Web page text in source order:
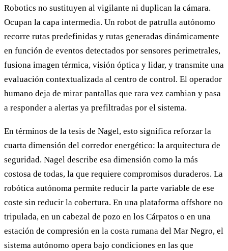
Robotics no sustituyen al vigilante ni duplican la cámara.
Ocupan la capa intermedia. Un robot de patrulla autónomo
recorre rutas predefinidas y rutas generadas dinámicamente
en función de eventos detectados por sensores perimetrales,
fusiona imagen térmica, visión óptica y lidar, y transmite una
evaluación contextualizada al centro de control. El operador
humano deja de mirar pantallas que rara vez cambian y pasa
a responder a alertas ya prefiltradas por el sistema.
En términos de la tesis de Nagel, esto significa reforzar la
cuarta dimensión del corredor energético: la arquitectura de
seguridad. Nagel describe esa dimensión como la más
costosa de todas, la que requiere compromisos duraderos. La
robótica autónoma permite reducir la parte variable de ese
coste sin reducir la cobertura. En una plataforma offshore no
tripulada, en un cabezal de pozo en los Cárpatos o en una
estación de compresión en la costa rumana del Mar Negro, el
sistema autónomo opera bajo condiciones en las que